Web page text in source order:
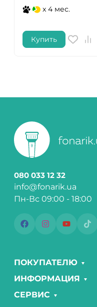
x 4 мес.
Купить
080 033 12 32
info@fonarik.ua
Пн-Вс 09:00 - 18:00
ПОКУПАТЕЛЮ
ИНФОРМАЦИЯ
СЕРВИС